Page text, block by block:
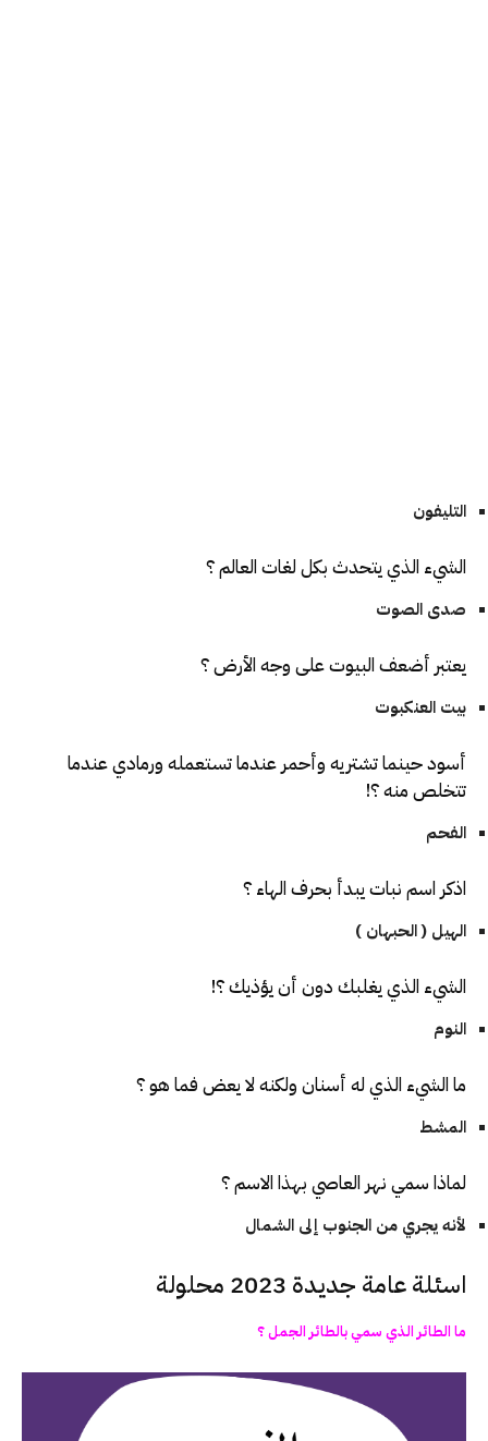
التليفون
الشيء الذي يتحدث بكل لغات العالم ؟
صدى الصوت
يعتبر أضعف البيوت على وجه الأرض ؟
بيت العنكبوت
أسود حينما تشتريه وأحمر عندما تستعمله ورمادي عندما
تتخلص منه ؟!
الفحم
اذكر اسم نبات يبدأ بحرف الهاء ؟
الهيل ( الحبهان )
الشيء الذي يغلبك دون أن يؤذيك ؟!
النوم
ما الشيء الذي له أسنان ولكنه لا يعض فما هو ؟
المشط
لماذا سمي نهر العاصي بهذا الاسم ؟
لأنه يجري من الجنوب إلى الشمال
اسئلة عامة جديدة 2023 محلولة
ما الطائر الذي سمي بالطائر الجمل ؟